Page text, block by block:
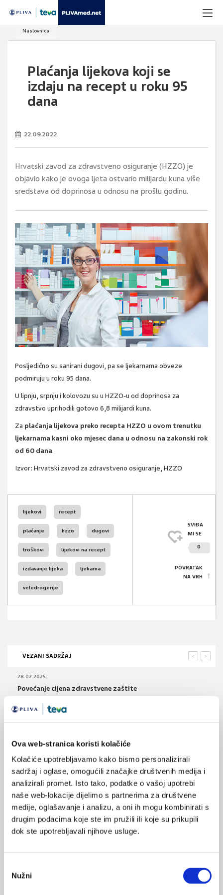
Ova web-stranica koristi kolačiće
Kolačiće upotrebljavamo kako bismo personalizirali
sadržaj i oglase, omogućili značajke društvenih medija i
analizirali promet. Isto tako, podatke o vašoj upotrebi
naše web-lokacije dijelimo s partnerima za društvene
medije, oglašavanje i analizu, a oni ih mogu kombinirati s
drugim podacima koje ste im pružili ili koje su prikupili
dok ste upotrebljavali njihove usluge.
pristanka
Nužni
Naslovnica
Plaćanja lijekova koji se
izdaju na recept u roku 95
dana
22.09.2022.
Hrvatski zavod za zdravstveno osiguranje (HZZO) je
objavio kako je ovoga ljeta ostvario milijardu kuna više
sredstava od doprinosa u odnosu na prošlu godinu.
Posljedično su sanirani dugovi, pa se ljekarnama obveze
podmiruju u roku 95 dana.
U lipnju, srpnju i kolovozu su u HZZO-u od doprinosa za
zdravstvo uprihodili gotovo 6,8 milijardi kuna.
Za plaćanja lijekova preko recepta HZZO u ovom trenutku
ljekarnama kasni oko mjesec dana u odnosu na zakonski rok
od 60 dana.
Izvor: Hrvatski zavod za zdravstveno osiguranje, HZZO
lijekovi recept
plaćanje hzzo dugovi
troškovi lijekovi na recept
izdavanje lijeka ljekarna
veledrogerije
SVIĐA
MI SE
0
POVRATAK
NA VRH
VEZANI SADRŽAJ >
<
28.02.2025.
Povećanje cijena zdravstvene zaštite
04.10.2023.
07.02.2023.
HALMED: Započeo godišnji izračun cijena lijekova na
veliko u 2023. godini
30.01.2023.
Hrvatska ljekarnička komora o stanju na tržištu
lijekova
lijekova